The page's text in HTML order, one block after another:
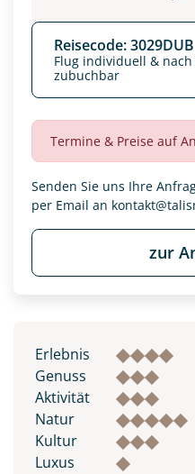
Reisecode: 3029DUB
Flug individuell &
zubuchbar
Termine & Preise auf
Senden Sie uns Ihre
per Email an
zur
Erlebnis
Genuss
Aktivität
Natur
Kultur
Luxus
Weitere Informationen
geschickt. Mit Absenden
Sie die
Kenntnis genommen und